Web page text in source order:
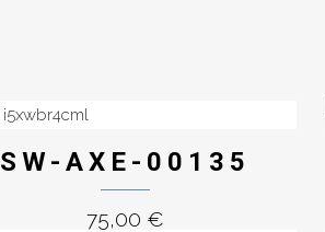
SW-AXE-00135
75,00 €